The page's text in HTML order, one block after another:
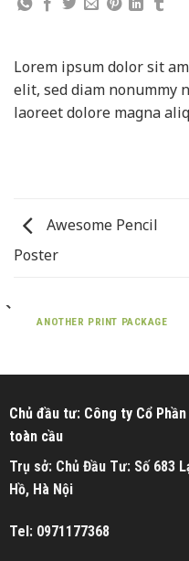
Lorem ipsum dolor sit
elit, sed diam nonummy
laoreet dolore magna
Awesome Pencil
Poster
ANOTHER PRINT PACKAGE
Chủ đầu tư: Công ty Cổ
toàn cầu
Trụ sở: Chủ Đầu Tư: Số 683
Hồ, Hà Nội
Tel: 0971177368